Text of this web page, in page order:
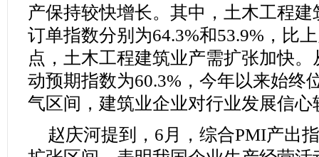
产保持较快增长。其中，土木工程
订单指数分别为64.3%和53.9%，比
点，土木工程建筑业产需扩张加快
动预期指数为60.3%，今年以来始终
气区间，建筑业企业对行业发展信心
赵庆河提到，6月，综合PMI产出